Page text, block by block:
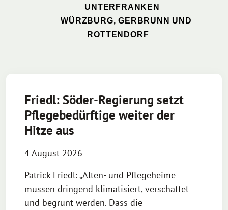
UNTERFRANKEN
WÜRZBURG, GERBRUNN UND
ROTTENDORF
Friedl: Söder-Regierung setzt
Pflegebedürftige weiter der
Hitze aus
4 August 2026
Patrick Friedl: „Alten- und Pflegeheime
müssen dringend klimatisiert, verschattet
und begrünt werden. Dass die